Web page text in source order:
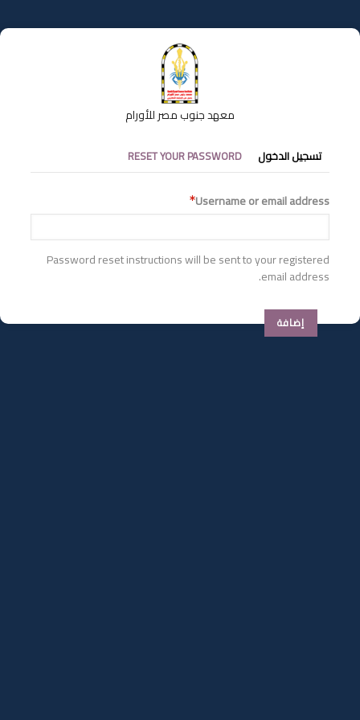
إلى
المحتوى
معهد جنوب مصر للأورام
التبويبات
الأساسية
تسجيل الدخول RESET YOUR PASSWORD
Username or email address
Password reset instructions will be sent to your registered
email address.